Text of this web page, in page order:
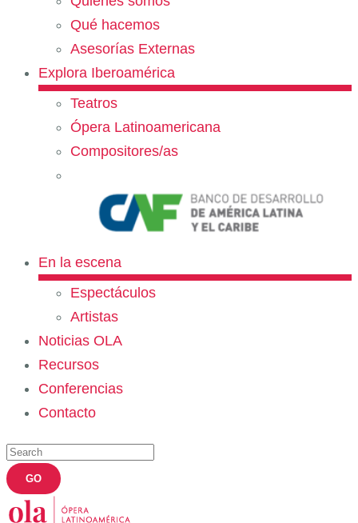
Qué hacemos
Asesorías Externas
Explora Iberoamérica
Teatros
Ópera Latinoamericana
Compositores/as
En la escena
Espectáculos
Artistas
Noticias OLA
Recursos
Conferencias
Contacto